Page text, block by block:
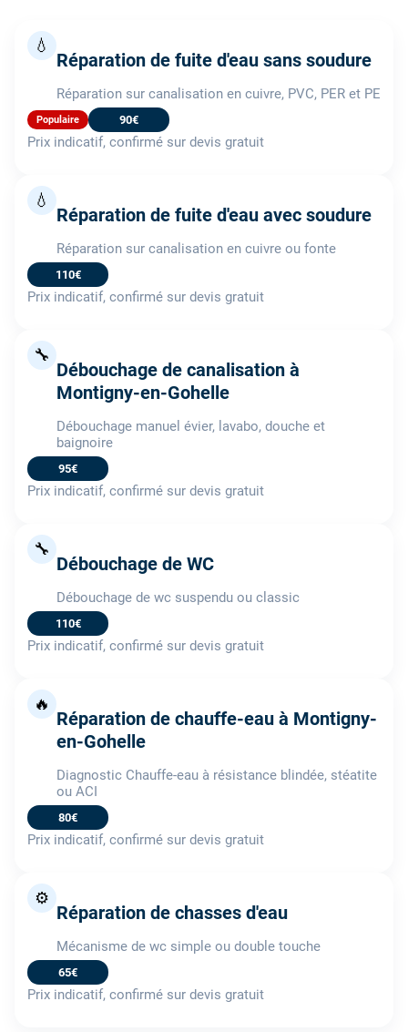
💧
Réparation de fuite d'eau sans soudure
Réparation sur canalisation en cuivre, PVC, PER et PE
Populaire 90€
Prix indicatif, confirmé sur devis gratuit
💧
Réparation de fuite d'eau avec soudure
Réparation sur canalisation en cuivre ou fonte
110€
Prix indicatif, confirmé sur devis gratuit
🔧
Débouchage de canalisation à
Montigny-en-Gohelle
Débouchage manuel évier, lavabo, douche et
baignoire
95€
Prix indicatif, confirmé sur devis gratuit
🔧
Débouchage de WC
Débouchage de wc suspendu ou classic
110€
Prix indicatif, confirmé sur devis gratuit
🔥
Réparation de chauffe-eau à Montigny-
en-Gohelle
Diagnostic Chauffe-eau à résistance blindée, stéatite
ou ACI
80€
Prix indicatif, confirmé sur devis gratuit
⚙️
Réparation de chasses d'eau
Mécanisme de wc simple ou double touche
65€
Prix indicatif, confirmé sur devis gratuit